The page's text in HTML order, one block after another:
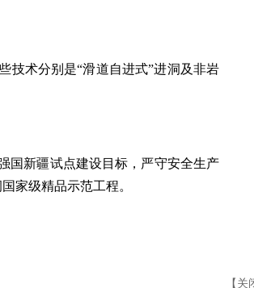
技术分别是“滑道自进式”进洞及非岩
国新疆试点建设目标，严守安全生产
家级精品示范工程。
【 关